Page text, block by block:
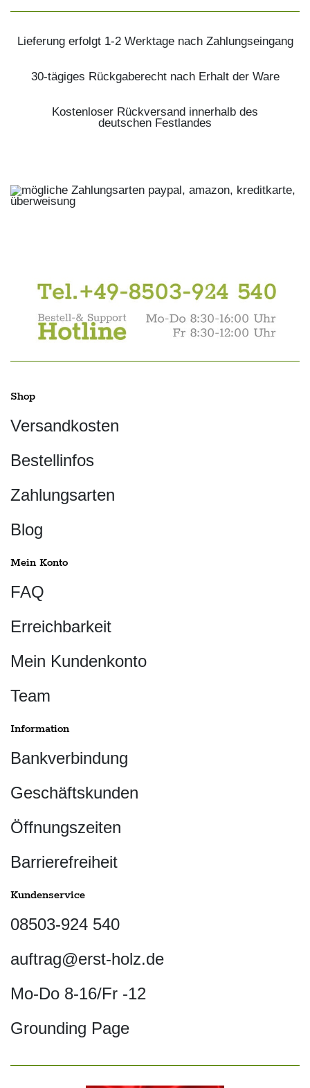
Lieferung erfolgt 1-2 Werktage nach Zahlungseingang
30-tägiges Rückgaberecht nach Erhalt der Ware
Kostenloser Rückversand innerhalb des
deutschen Festlandes
Shop
Versandkosten
Bestellinfos
Zahlungsarten
Blog
Mein Konto
FAQ
Erreichbarkeit
Mein Kundenkonto
Team
Information
Bankverbindung
Geschäftskunden
Öffnungszeiten
Barrierefreiheit
Kundenservice
08503-924 540
auftrag@erst-holz.de
Mo-Do 8-16/Fr -12
Grounding Page